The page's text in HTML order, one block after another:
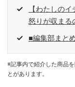
【わたしの
怒りが収まる
■編集部まと
※記事内で紹介した商品
とがあります。